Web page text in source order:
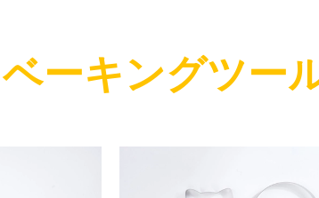
ーキングツー